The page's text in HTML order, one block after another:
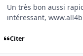
Un très bon aussi
intéressant,
Citer